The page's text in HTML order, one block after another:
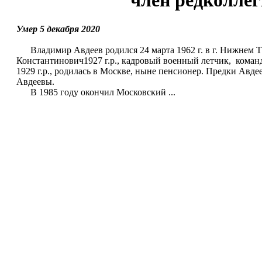
Умер 5 декабря 2020
Владимир Авдеев родился 24 марта 1962 г. в г. Нижнем
Константинович1927 г.р., кадровый военный летчик,
1929 г.р., родилась в Москве, ныне пенсионер. Предки
Авдеевы.
В 1985 году окончил Московский ...